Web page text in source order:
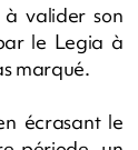
valider son
le Legia à
marqué.
écrasant le